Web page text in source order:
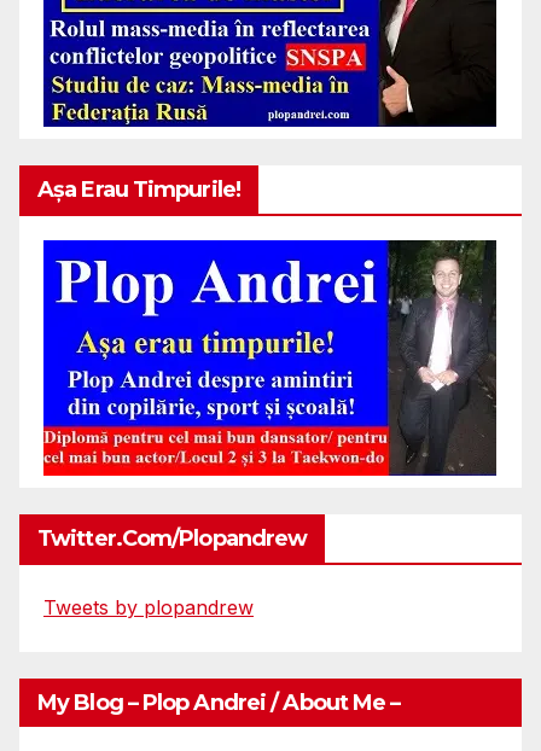
Așa Erau Timpurile!
Twitter.com/plopandrew
Tweets by plopandrew
My Blog – Plop Andrei / About Me –